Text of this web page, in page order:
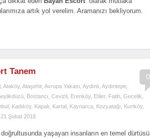
artık yol verelim. Aramanızı bekliyorum.
0
Tanem
Ataköy, Ataşehir, Avrupa Yakası Aydınlı Aydıntepe
Bostancı Cevizli Erenköy, Etiler, Fatih Gecelik
Kadıköy, Kapalı Kartal Kaynarca Kozyatağı Kurtköy,
21 Şubat 2018
yaşayan insanların en temel dürtüsü